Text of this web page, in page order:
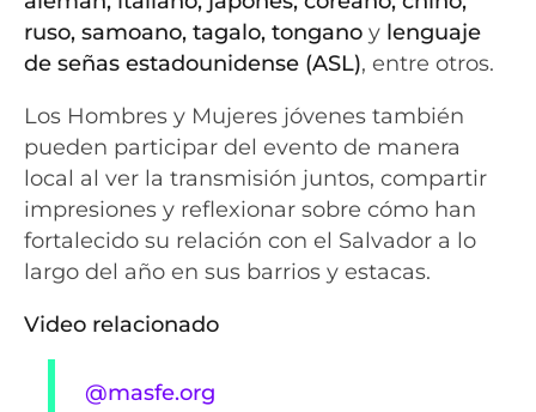
ruso, samoano, tagalo, tongano y lenguaje
de señas estadounidense (ASL), entre otros.
Los Hombres y Mujeres jóvenes también
pueden participar del evento de manera
local al ver la transmisión juntos, compartir
impresiones y reflexionar sobre cómo han
fortalecido su relación con el Salvador a lo
largo del año en sus barrios y estacas.
Video relacionado
@masfe.org